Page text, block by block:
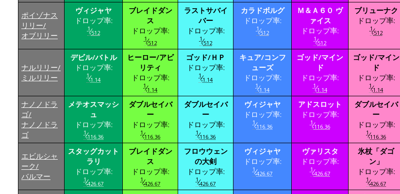
ポイゾナス
リリー/
オブリリー
ヴィジャヤ
ドロップ率:
1⁄512
ブレイドダン
ス
ドロップ率:
1⁄512
ラストサバイ
バー
ドロップ率:
1⁄512
カラドボルグ
ドロップ率:
1⁄512
Ｍ＆Ａ６０ ヴ
ァイス
ドロップ率:
1⁄512
ブリューナク
ドロップ率:
1⁄512
ナルリリー/
ミルリリー
デビル/バトル
ドロップ率:
1⁄1.14
ヒーロー/アビ
リティ
ドロップ率:
1⁄1.14
ゴッド/ＨＰ
ドロップ率:
1⁄1.14
キュア/コンフ
ューズ
ドロップ率:
1⁄1.14
ゴッド/マイン
ド
ドロップ率:
1⁄1.14
ゴッド/マイン
ド
ドロップ率:
1⁄1.14
ナノノドラ
ゴ/
ナノノドラ
ゴ
メテオスマッシ
ュ
ドロップ率:
1⁄116.36
ダブルセイバ
ー
ドロップ率:
1⁄116.36
ダブルセイバ
ー
ドロップ率:
1⁄116.36
ヴィジャヤ
ドロップ率:
1⁄116.36
アドスロット
ドロップ率:
1⁄116.36
ダブルセイバ
ー
ドロップ率:
1⁄116.36
エビルシャ
ーク/
バルマー
スタッグカット
ラリ
ドロップ率:
1⁄426.67
ブレイドダン
ス
ドロップ率:
1⁄426.67
フロウウェン
の大剣
ドロップ率:
1⁄426.67
ヴィジャヤ
ドロップ率:
1⁄426.67
ヴァリスタ
ドロップ率:
1⁄426.67
氷杖「ダゴ
ン」
ドロップ率:
1⁄426.67